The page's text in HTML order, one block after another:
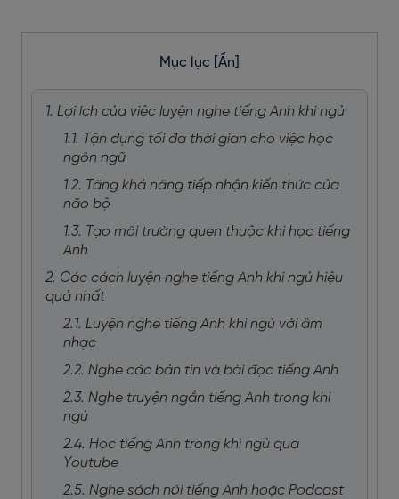
Mục lục [Ẩn]
1. Lợi ích của việc luyện nghe tiếng Anh khi ngủ
1.1. Tận dụng tối đa thời gian cho việc học
ngôn ngữ
1.2. Tăng khả năng tiếp nhận kiến thức của
não bộ
1.3. Tạo môi trường quen thuộc khi học tiếng
Anh
2. Các cách luyện nghe tiếng Anh khi ngủ hiệu
quả nhất
2.1. Luyện nghe tiếng Anh khi ngủ với âm
nhạc
2.2. Nghe các bản tin và bài đọc tiếng Anh
2.3. Nghe truyện ngắn tiếng Anh trong khi
ngủ
2.4. Học tiếng Anh trong khi ngủ qua
Youtube
2.5. Nghe sách nói tiếng Anh hoặc Podcast